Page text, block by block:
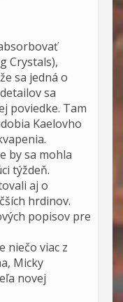
Crystals),
sa jedná o
sa
poviedke. Tam
Kaelovho
by sa mohla
týždeň.
aj o
hrdinov.
popisov pre
niečo viac z
Micky
novej